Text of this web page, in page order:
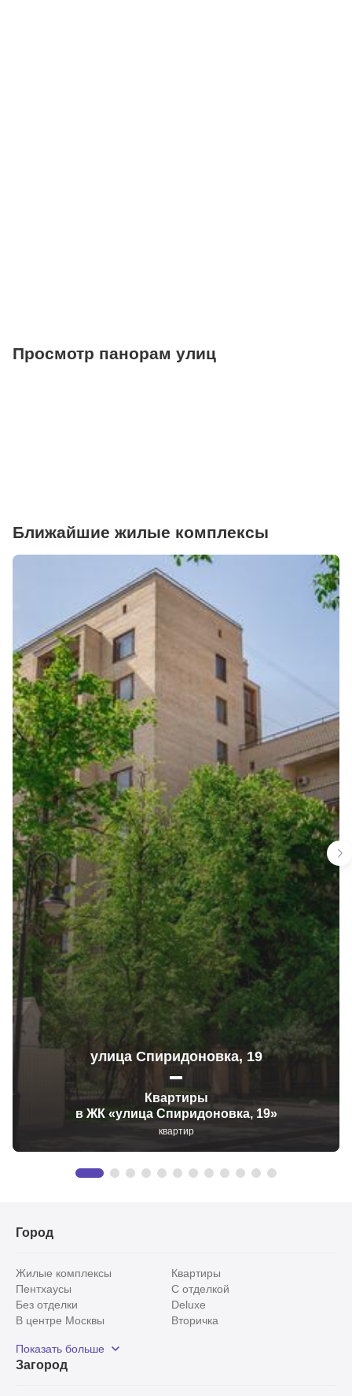
Просмотр панорам улиц
Ближайшие жилые комплексы
улица Спиридоновка, 19
Квартиры
в ЖК «улица Спиридоновка, 19»
квартир
Город
Жилые комплексы
Квартиры
Пентхаусы
С отделкой
Без отделки
Deluxe
В центре Москвы
Вторичка
Рядом с парком
С панорамными окнами
Показать больше
Загород